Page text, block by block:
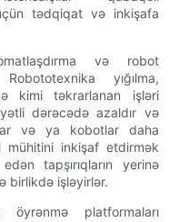
tədqiqat və inkişafa
və robot
yığılma,
kimi təkrarlanan işləri
dərəcədə azaldır və
və ya kobotlar daha
inkişaf etdirmək
tapşırıqların yerinə
birlikdə işləyirlər.
platformaları